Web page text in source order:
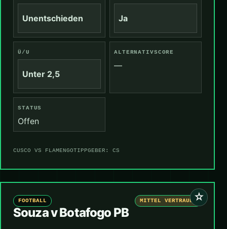
Unentschieden Ja
Ü/U
Unter 2,5
ALTERNATIVSCORE
—
STATUS
Offen
CUSCO VS FLAMENGOTIPPGEBER: CS
☆
FOOTBALL MITTEL VERTRAUEN
Souza v Botafogo PB